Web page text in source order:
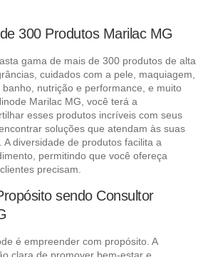
300 Produtos Marilac MG
gama de mais de 300 produtos de alta
cuidados com a pele, maquiagem,
nutrição e performance, e muito
Marilac MG, você terá a
esses produtos incríveis com seus
soluções que atendam às suas
A diversidade de produtos facilita a
permitindo que você ofereça
precisam.
sendo Consultor
é empreender com propósito. A